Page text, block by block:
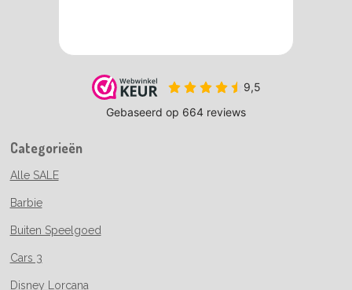
Categorieën
Alle SALE
Barbie
Buiten Speelgoed
Cars 3
Disney Lorcana